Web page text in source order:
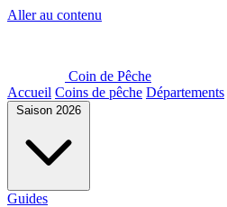
Aller au contenu
Coin de Pêche
Accueil Coins de pêche Départements
Saison 2026
Guides